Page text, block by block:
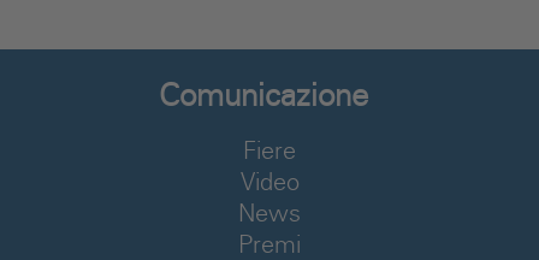
Comunicazione
Fiere
Video
News
Premi